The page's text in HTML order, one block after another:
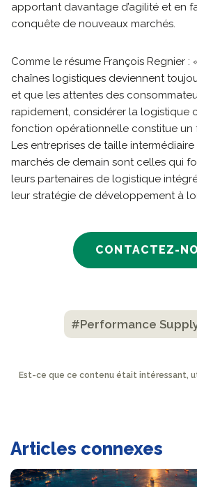
apportant davantage d’agilité et en
conquête de nouveaux marchés.
Comme le résume François Regnier :
chaînes logistiques deviennent
et que les attentes des
rapidement, considérer la logistique
fonction opérationnelle constitue un
Les entreprises de taille
marchés de demain sont celles qui
leurs partenaires de logistique
leur stratégie de développement à
CONTACTEZ-
#Performance
Est-ce que ce contenu était intéressant,
Articles connexes